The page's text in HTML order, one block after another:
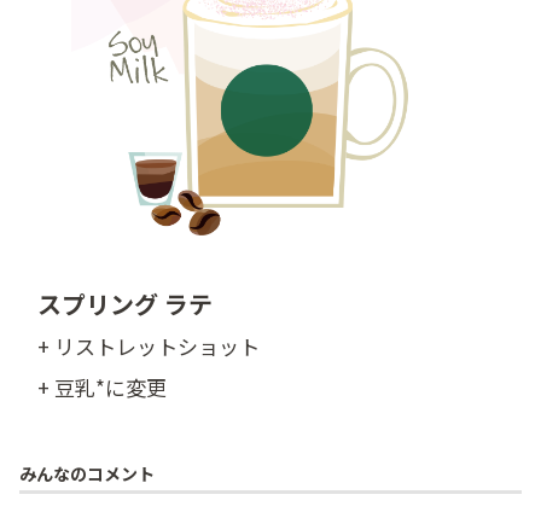
スプリング ラテ
+ リストレットショット
+ 豆乳*に変更
みんなのコメント